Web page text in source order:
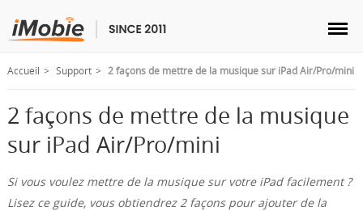
Déverrouillage & Récupération
Transfert
Accueil Support 2 façons de mettre de la musique sur iPad Air/Pro/mini
2 façons de mettre de la musique
sur iPad Air/Pro/mini
Si vous voulez mettre de la musique sur votre iPad facilement ?
Lisez ce guide, vous obtiendrez 2 façons pour ajouter de la